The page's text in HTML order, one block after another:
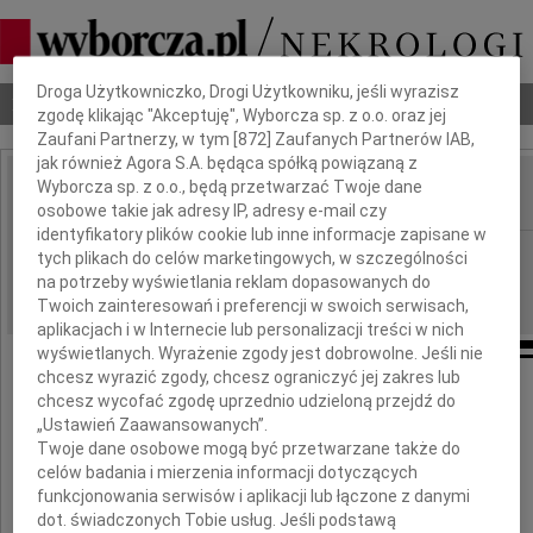
Nekrologi Odeszli Poradnik pogrzebowy
IMIĘ I NAZWISKO:
REGION: Poznań
DATA EMISJI: 08.04.2024
Panu
Profesorowi
Erykowi Kosińskiemu
Dbamy o Twoją prywatność
Droga Użytkowniczko, Drogi Użytkowniku, jeśli wyrazisz
zgodę klikając "Akceptuję", Wyborcza sp. z o.o. oraz jej
Zaufani Partnerzy, w tym [872 ] Zaufanych Partnerów IAB,
jak również Agora S.A. będąca spółką powiązaną z
Wyborcza sp. z o.o., będą przetwarzać Twoje dane
osobowe takie jak adresy IP, adresy e-mail czy
identyfikatory plików cookie lub inne informacje zapisane w
tych plikach do celów marketingowych, w szczególności
na potrzeby wyświetlania reklam dopasowanych do
Twoich zainteresowań i preferencji w swoich serwisach,
aplikacjach i w Internecie lub personalizacji treści w nich
wyświetlanych. Wyrażenie zgody jest dobrowolne. Jeśli nie
chcesz wyrazić zgody, chcesz ograniczyć jej zakres lub
chcesz wycofać zgodę uprzednio udzieloną przejdź do
„Ustawień Zaawansowanych”.
Twoje dane osobowe mogą być przetwarzane także do
celów badania i mierzenia informacji dotyczących
funkcjonowania serwisów i aplikacji lub łączone z danymi
dot. świadczonych Tobie usług. Jeśli podstawą